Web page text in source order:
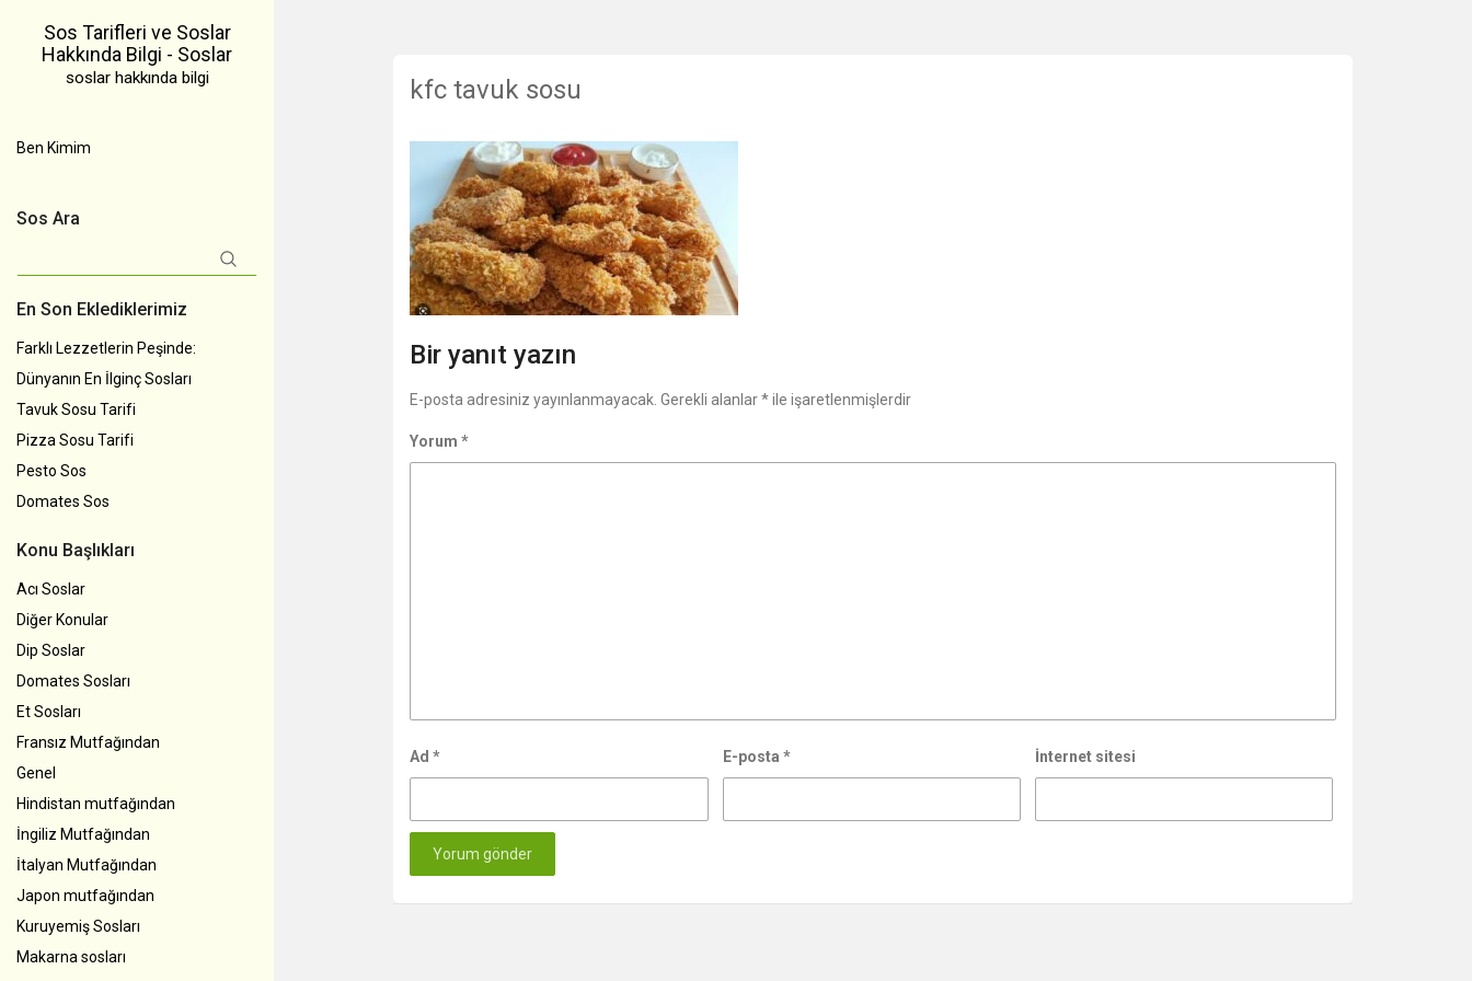
Sos Tarifleri ve Soslar
Hakkında Bilgi - Soslar
soslar hakkında bilgi
Ben Kimim
Sos Ara
En Son Eklediklerimiz
Farklı Lezzetlerin Peşinde:
Dünyanın En İlginç Sosları
Tavuk Sosu Tarifi
Pizza Sosu Tarifi
Pesto Sos
Domates Sos
Konu Başlıkları
Acı Soslar
Diğer Konular
Dip Soslar
Domates Sosları
Et Sosları
Fransız Mutfağından
Genel
Hindistan mutfağından
İngiliz Mutfağından
İtalyan Mutfağından
Japon mutfağından
Kuruyemiş Sosları
Makarna sosları
kfc tavuk sosu
Bir yanıt yazın
E-posta adresiniz yayınlanmayacak. Gerekli alanlar*ile işaretlenmişlerdir
Yorum*
Ad* E-posta * İnternet sitesi